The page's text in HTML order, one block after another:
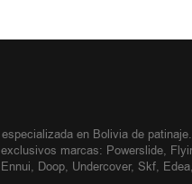
en Bolivia de patinaje.
marcas: Powerslide,
Doop, Undercover, Skf,